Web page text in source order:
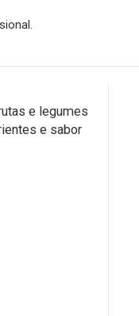
e legumes
e sabor